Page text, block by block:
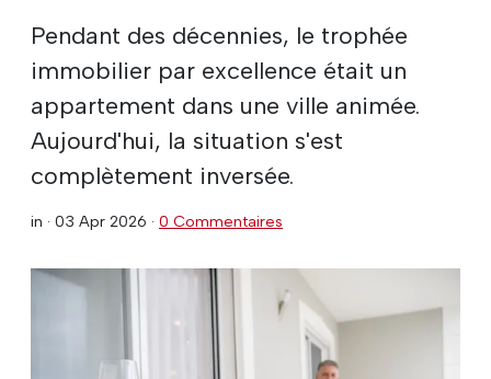
Pendant des décennies, le trophée
immobilier par excellence était un
appartement dans une ville animée.
Aujourd'hui, la situation s'est
complètement inversée.
in · 03 Apr 2026 · 0 Commentaires